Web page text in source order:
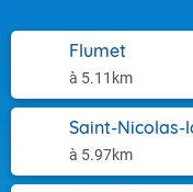
Flumet
à 5.11km
Saint-Nicolas-
à 5.97km